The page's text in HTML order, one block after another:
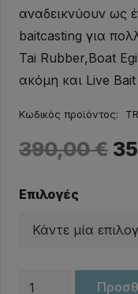
αναδεικνύουν ως
baitcasting για
Tai Rubber,Boat
ακόμη και Live
Κωδικός προϊόντος:
390,00€
Επιλογές
Μηχανισμός